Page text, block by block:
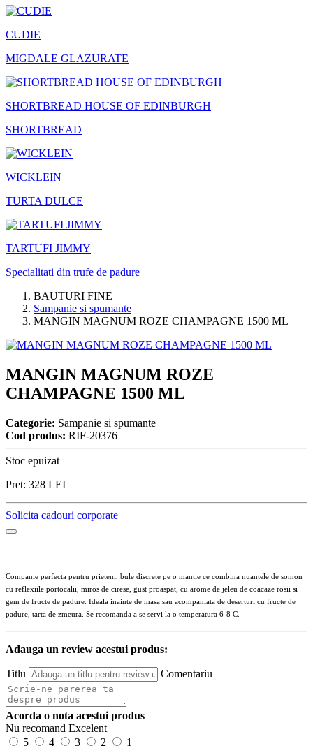
CUDIE
MIGDALE GLAZURATE
SHORTBREAD HOUSE OF EDINBURGH
SHORTBREAD
WICKLEIN
TURTA DULCE
TARTUFI JIMMY
Specialitati din trufe de padure
BAUTURI FINE
Sampanie si spumante
MANGIN MAGNUM ROZE CHAMPAGNE 1500 ML
MANGIN MAGNUM ROZE
CHAMPAGNE 1500 ML
Categorie: Sampanie si spumante
Cod produs: RIF-20376
Stoc epuizat
Pret: 328 LEI
Solicita cadouri corporate
Companie perfecta pentru prieteni, bule discrete pe o mantie ce combina nuantele de somon
cu reflexiile portocalii, miros de cirese, gust proaspat, cu arome de jeleu de coacaze rosii si
gem de fructe de padure. Ideala inainte de masa sau acompaniata de deserturi cu fructe de
padure, tarta de zmeura. Se recomanda a se servi la o temperatura 6-8 C.
Adauga un review acestui produs:
Titlu Comentariu
Acorda o nota acestui produs
Nu recomand Excelent
5
4 3 2 1